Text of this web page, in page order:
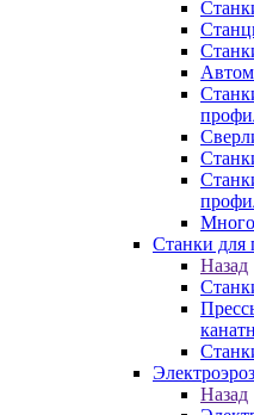
Станки для
Назад
Назад